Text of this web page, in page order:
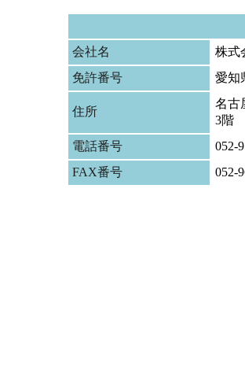
会社名
株式
免許番号
愛知
住所
名古
3階
電話番号
052-
FAX番号
052-